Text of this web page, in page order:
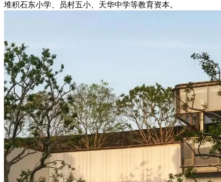
堆积石东小学、员村五小、天华中学等教育资本。